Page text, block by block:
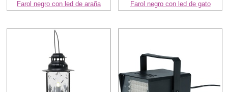
Farol negro con led de araña Farol negro con led de gato